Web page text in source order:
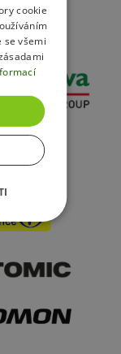
POLISH
cookie
se všemi